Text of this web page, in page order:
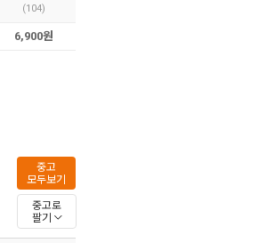
(104)
6,900원
중고
모두보기
중고로
팔기